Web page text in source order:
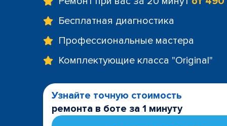
Бесплатная диагностика
Профессиональные мастера
Комплектующие класса "Original"
Узнайте точную стоимость
ремонта в боте за 1 минуту